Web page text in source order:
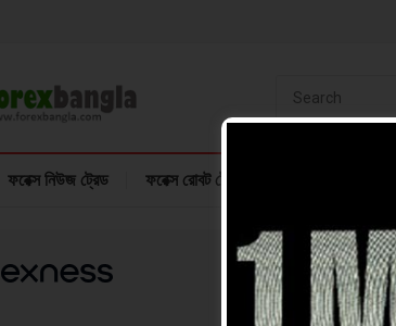
ফরেক্স নিউজ ট্রেড ফরেক্স রোবট ট্রেডিং